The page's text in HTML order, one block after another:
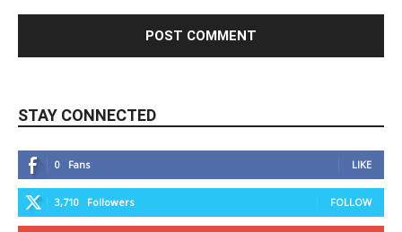
STAY CONNECTED
0 Fans LIKE
3,710 Followers FOLLOW